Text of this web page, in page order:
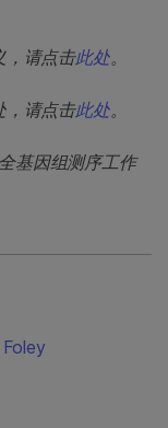
，请点击此处。
，请点击此处。
基因组测序工作